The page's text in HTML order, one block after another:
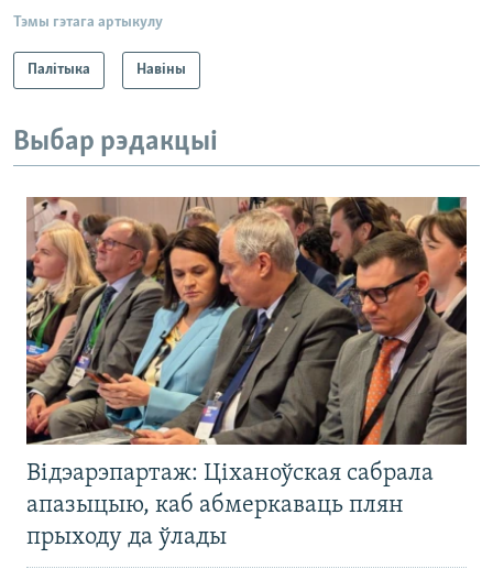
Тэмы гэтага артыкулу
Палітыка Навіны
Выбар рэдакцыі
Відэарэпартаж: Ціханоўская сабрала
апазыцыю, каб абмеркаваць плян
прыходу да ўлады